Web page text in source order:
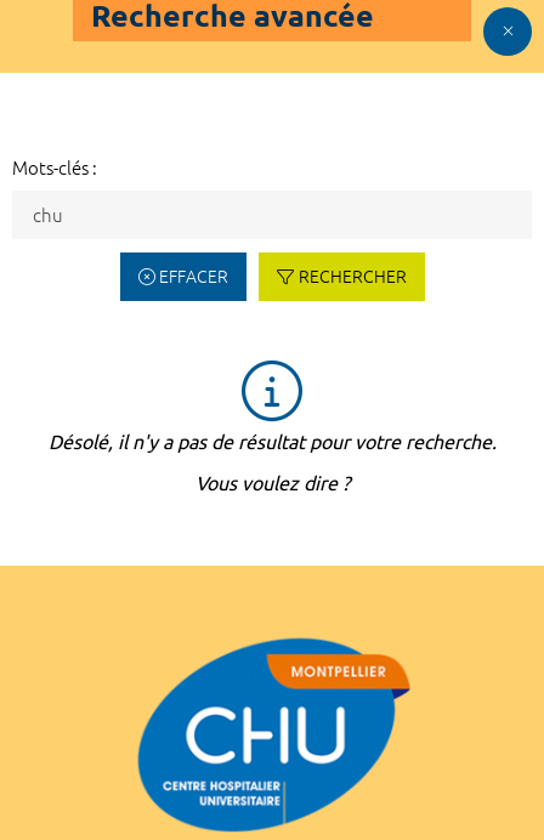
Recherche avancée
Mots-clés :
EFFACER RECHERCHER
Désolé, il n'y a pas de résultat pour votre recherche.
Vous voulez dire ?